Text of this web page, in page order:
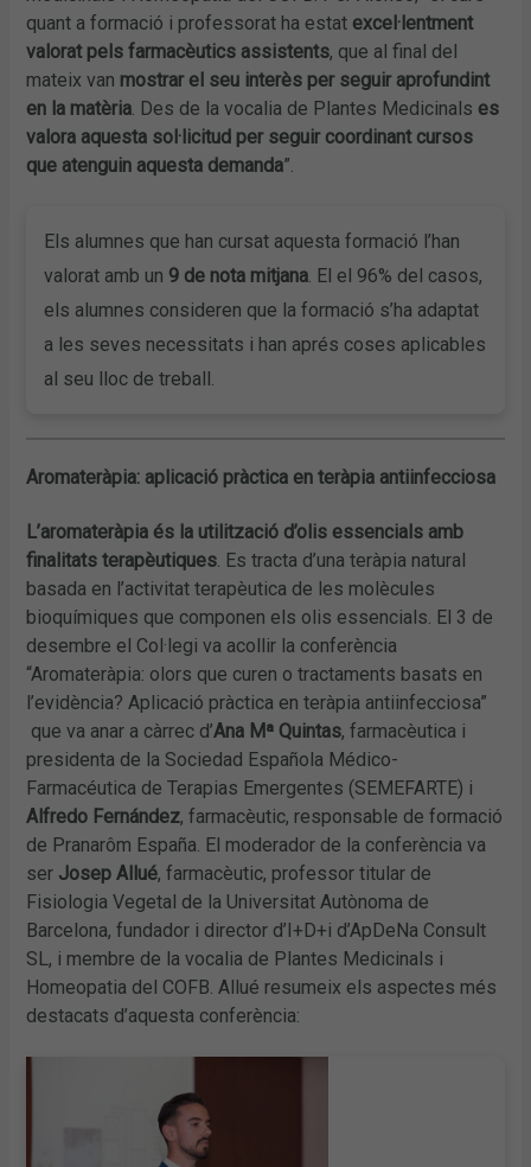
quant a formació i professorat ha estat excel·lentment
valorat pels farmacèutics assistents, que al final del
mateix van mostrar el seu interès per seguir aprofundint
en la matèria. Des de la vocalia de Plantes Medicinals es
valora aquesta sol·licitud per seguir coordinant cursos
que atenguin aquesta demanda”.
Els alumnes que han cursat aquesta formació l’han
valorat amb un 9 de nota mitjana. El el 96% del casos,
els alumnes consideren que la formació s’ha adaptat
a les seves necessitats i han aprés coses aplicables
al seu lloc de treball.
Aromateràpia: aplicació pràctica en teràpia antiinfecciosa
L’aromateràpia és la utilització d’olis essencials amb
finalitats terapèutiques. Es tracta d’una teràpia natural
basada en l’activitat terapèutica de les molècules
bioquímiques que componen els olis essencials. El 3 de
desembre el Col·legi va acollir la conferència
“Aromateràpia: olors que curen o tractaments basats en
l’evidència? Aplicació pràctica en teràpia antiinfecciosa”
que va anar a càrrec d’Ana Mª Quintas, farmacèutica i
presidenta de la Sociedad Española Médico-
Farmacéutica de Terapias Emergentes (SEMEFARTE) i
Alfredo Fernández, farmacèutic, responsable de formació
de Pranarôm España. El moderador de la conferència va
ser Josep Allué, farmacèutic, professor titular de
Fisiologia Vegetal de la Universitat Autònoma de
Barcelona, fundador i director d’I+D+i d’ApDeNa Consult
SL, i membre de la vocalia de Plantes Medicinals i
Homeopatia del COFB. Allué resumeix els aspectes més
destacats d’aquesta conferència: